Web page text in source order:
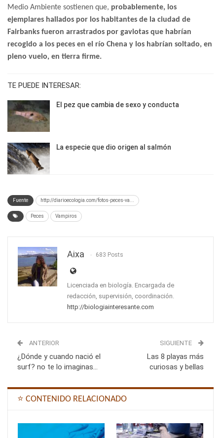
Medio Ambiente sostienen que, probablemente, los
ejemplares hallados por los habitantes de la ciudad de
Fairbanks fueron arrastrados por gaviotas que habrían
recogido a los peces en el río Chena y los habrían soltado, en
pleno vuelo, en tierra firme.
TE PUEDE INTERESAR:
El pez que cambia de sexo y conducta
La especie que dio origen al salmón
Fuente http://diarioecologia.com/fotos-peces-va...
Peces Vampiros
Aixa 683 Posts
Licenciada en biología. Encargada de
redacción, supervisión, coordinación.
http://biologiainteresante.com
ANTERIOR
¿Dónde y cuando nació el
surf? no te lo imaginas…
SIGUIENTE
Las 8 playas más
curiosas y bellas
⭐ CONTENIDO RELACIONADO